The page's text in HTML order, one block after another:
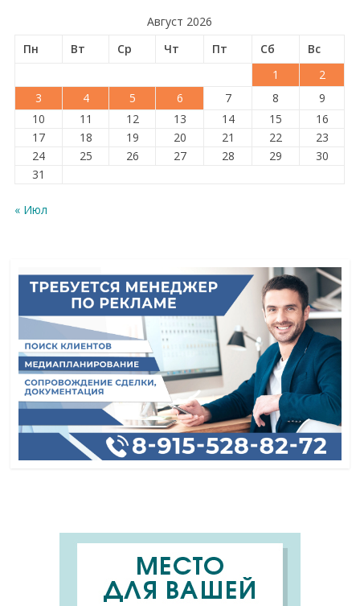
Август 2026
Пн
Вт Ср Чт Пт Сб
Вс
1
2
3
4 5 6 7 8
9
10
11 12 13 14 15
16
17
18 19 20 21 22
23
24
25 26 27 28 29
30
31
« Июл